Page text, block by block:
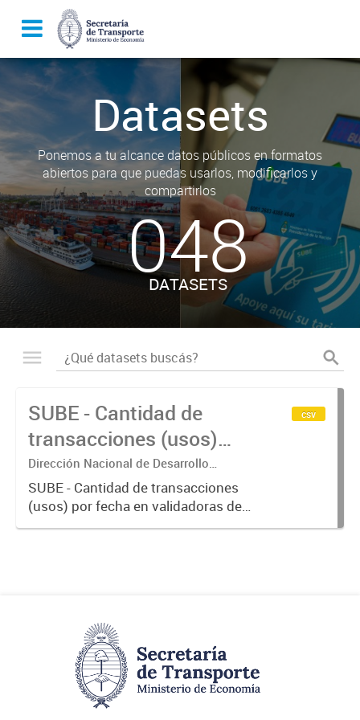
Datasets
Ponemos a tu alcance datos públicos en formatos
abiertos para que puedas usarlos, modificarlos y
compartirlos
048
DATASETS
SUBE - Cantidad de
transacciones (usos)
por fecha
Dirección Nacional de Desarrollo
Tecnológico - Ministerio de Transporte.
SUBE - Cantidad de transacciones
(usos) por fecha en validadoras de
la red SUBE.
csv